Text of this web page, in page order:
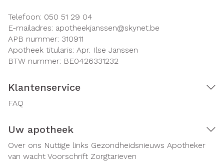
Telefoon: 050 51 29 04
E-mailadres: apotheekjanssen@skynet.be
APB nummer: 310911
Apotheek titularis: Apr. Ilse Janssen
BTW nummer: BE0426331232
Klantenservice
FAQ
Uw apotheek
Over ons Nuttige links Gezondheidsnieuws Apotheker
van wacht Voorschrift Zorgtarieven